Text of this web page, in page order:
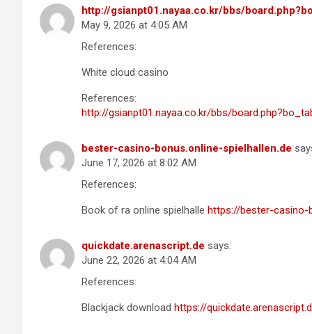
http://gsianpt01.nayaa.co.kr/bbs/
May 9, 2026 at 4:05 AM
References:
White cloud casino
References:
http://gsianpt01.nayaa.co.kr/bbs/
bester-casino-bonus.online-spielhallen.de
June 17, 2026 at 8:02 AM
References:
Book of ra online spielhalle https://bester-casino-
quickdate.arenascript.de says:
June 22, 2026 at 4:04 AM
References:
Blackjack download https://